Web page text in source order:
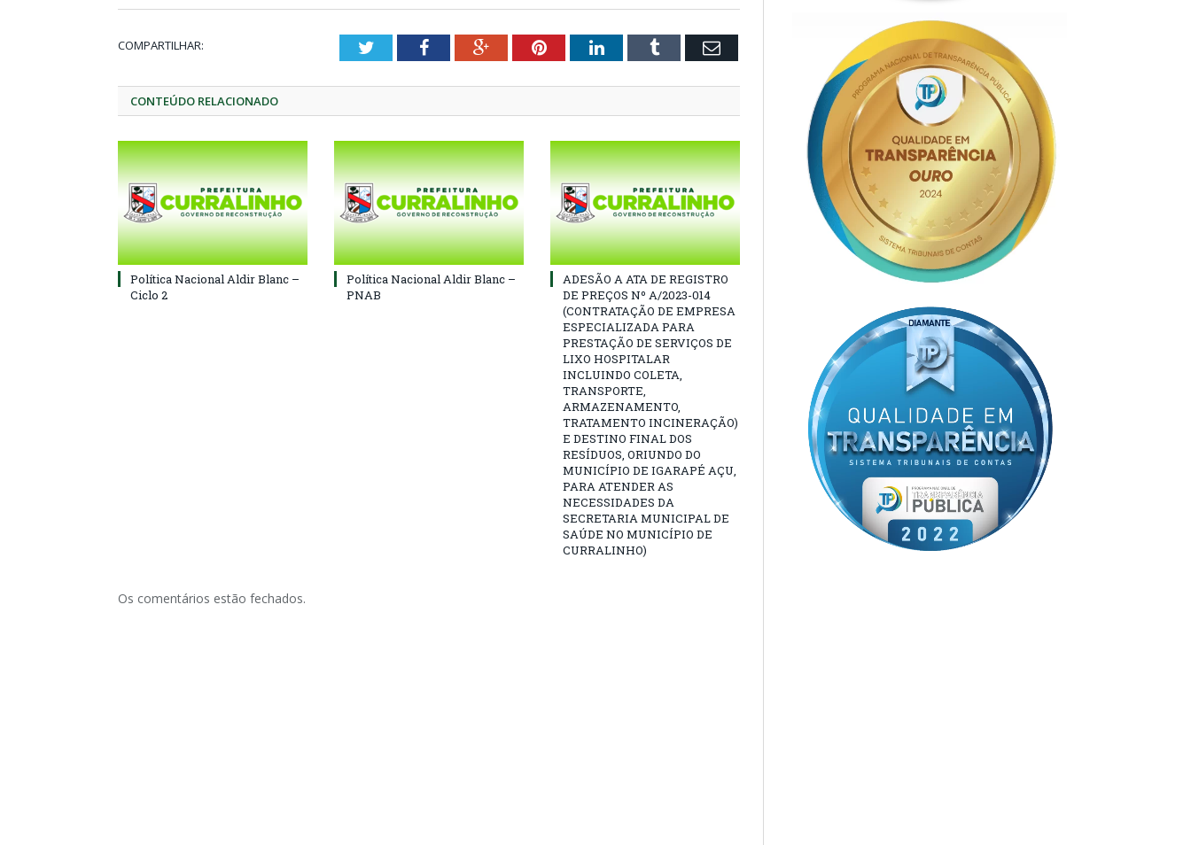
COMPARTILHAR: TwitterFacebookGoogle+PinterestLinkedInTumblr Email
CONTEÚDO RELACIONADO
Política Nacional Aldir Blanc –
Ciclo 2
Política Nacional Aldir Blanc –
PNAB
ADESÃO A ATA DE REGISTRO
DE PREÇOS Nº A/2023-014
(CONTRATAÇÃO DE EMPRESA
ESPECIALIZADA PARA
PRESTAÇÃO DE SERVIÇOS DE
LIXO HOSPITALAR
INCLUINDO COLETA,
TRANSPORTE,
ARMAZENAMENTO,
TRATAMENTO INCINERAÇÃO)
E DESTINO FINAL DOS
RESÍDUOS, ORIUNDO DO
MUNICÍPIO DE IGARAPÉ AÇU,
PARA ATENDER AS
NECESSIDADES DA
SECRETARIA MUNICIPAL DE
SAÚDE NO MUNICÍPIO DE
CURRALINHO)
Os comentários estão fechados.